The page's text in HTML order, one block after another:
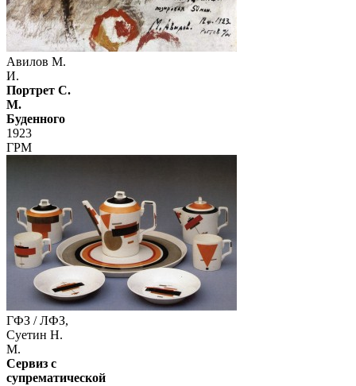
Авилов М.
И.
Портрет С.
М.
Буденного
1923
ГРМ
ГФЗ / ЛФЗ,
Суетин Н.
М.
Сервиз с
супрематической